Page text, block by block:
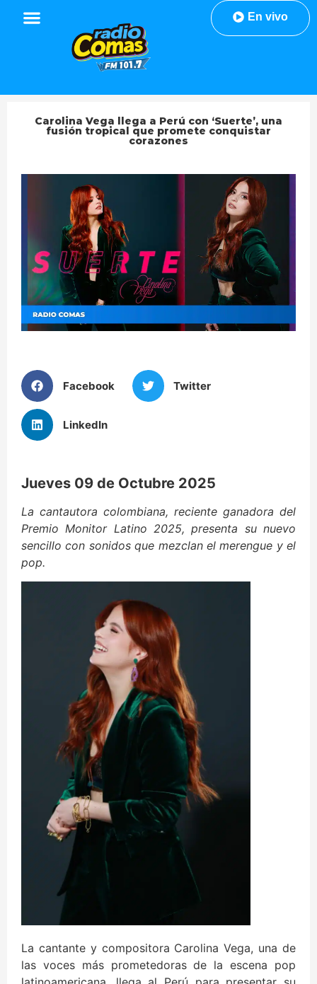
En vivo
Carolina Vega llega a Perú con ‘Suerte’, una
fusión tropical que promete conquistar
corazones
Facebook Twitter
LinkedIn
Jueves 09 de Octubre 2025
La cantautora colombiana, reciente ganadora del
Premio Monitor Latino 2025, presenta su nuevo
sencillo con sonidos que mezclan el merengue y el
pop.
La cantante y compositora Carolina Vega, una de
las voces más prometedoras de la escena pop